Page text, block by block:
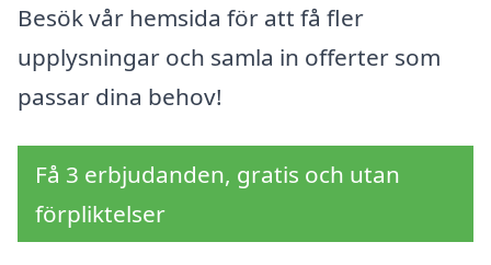
Besök vår hemsida för att få fler
upplysningar och samla in offerter som
passar dina behov!
Få 3 erbjudanden, gratis och utan
förpliktelser